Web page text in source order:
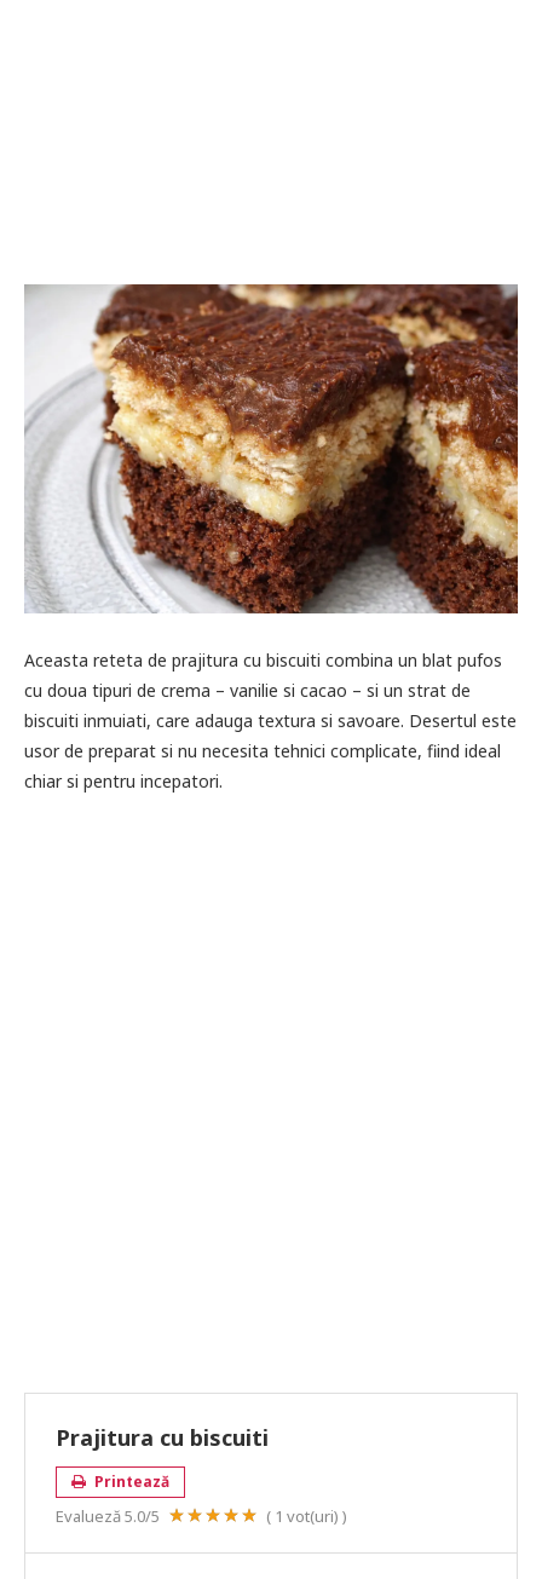
Aceasta reteta de prajitura cu biscuiti combina un blat pufos
cu doua tipuri de crema – vanilie si cacao – si un strat de
biscuiti inmuiati, care adauga textura si savoare. Desertul este
usor de preparat si nu necesita tehnici complicate, fiind ideal
chiar si pentru incepatori.
Prajitura cu biscuiti
Printează
Evalueză5.0/5 ( 1 vot(uri) )